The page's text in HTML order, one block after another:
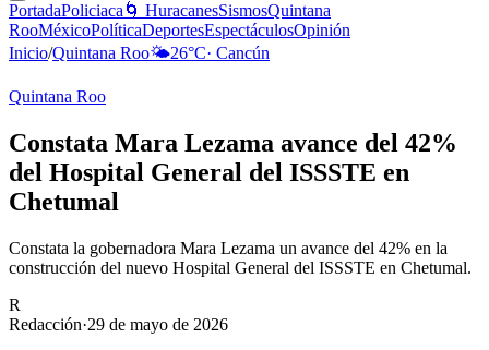
PortadaPoliciaca 🌀 HuracanesSismosQuintana
RooMéxicoPolíticaDeportesEspectáculosOpinión
Inicio/Quintana Roo🌤️26°C· Cancún
Quintana Roo
Constata Mara Lezama avance del 42%
del Hospital General del ISSSTE en
Chetumal
Constata la gobernadora Mara Lezama un avance del 42% en la
construcción del nuevo Hospital General del ISSSTE en Chetumal.
R
Redacción·29 de mayo de 2026